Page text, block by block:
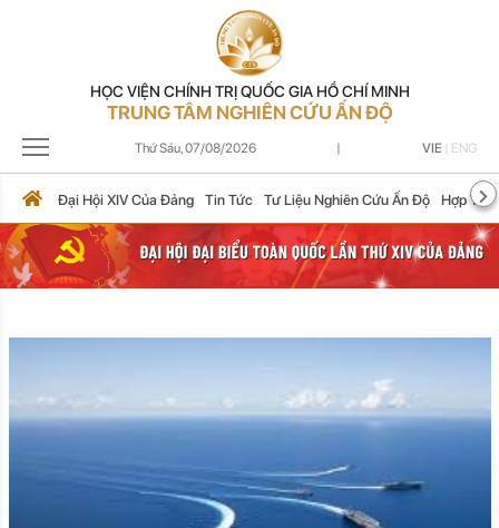
HỌC VIỆN CHÍNH TRỊ QUỐC GIA HỒ CHÍ MINH
TRUNG TÂM NGHIÊN CỨU ẤN ĐỘ
Thứ Sáu,07/08/2026 | VIE ENG
Đại Hội XIV Của Đảng Tin Tức Tư Liệu Nghiên Cứu Ấn Độ Hợp Tác